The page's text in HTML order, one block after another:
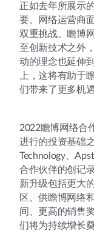
正如去年所展示
要。网络运营商
双重挑战。瞻博
至创新技术之外
动的理念也延伸
上，这将有助于
们带来了更多机遇
2022瞻博网络合
进行的投资基础
Technology、
合作伙伴的创记
新升级包括更大
区、供瞻博网络
间、更高的销售
们将为持续增长